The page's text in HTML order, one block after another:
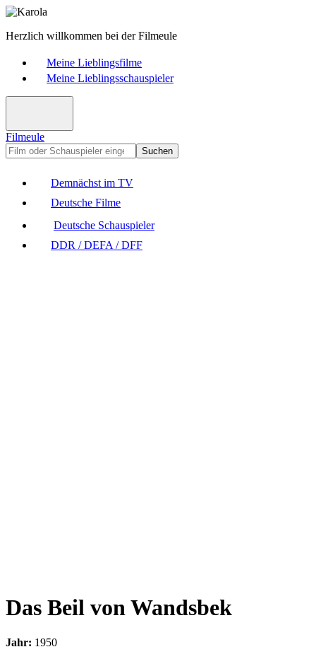
Herzlich willkommen bei der Filmeule
Meine Lieblingsfilme
Meine Lieblingsschauspieler
Filmeule
Suchen
Demnächst im TV
Deutsche Filme
Deutsche Schauspieler
DDR / DEFA / DFF
Das Beil von Wandsbek
Jahr: 1950